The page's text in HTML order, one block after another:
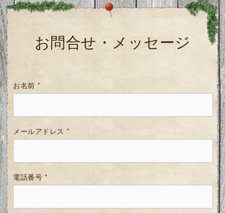
お問合せ・メッセージ
お名前 *
メールアドレス *
電話番号 *